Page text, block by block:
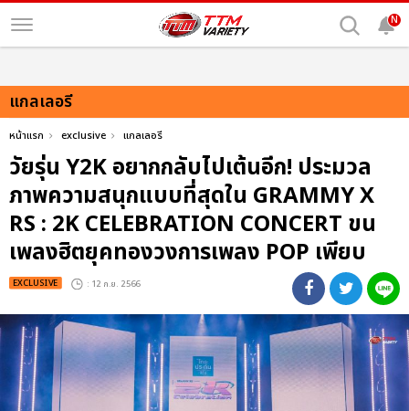
N
แกลเลอรี
หน้าแรก exclusive แกลเลอรี
วัยรุ่น Y2K อยากกลับไปเต้นอีก! ประมวล
ภาพความสนุกแบบที่สุดใน GRAMMY X
RS : 2K CELEBRATION CONCERT ขน
เพลงฮิตยุคทองวงการเพลง POP เพียบ
EXCLUSIVE : 12 ก.ย. 2566